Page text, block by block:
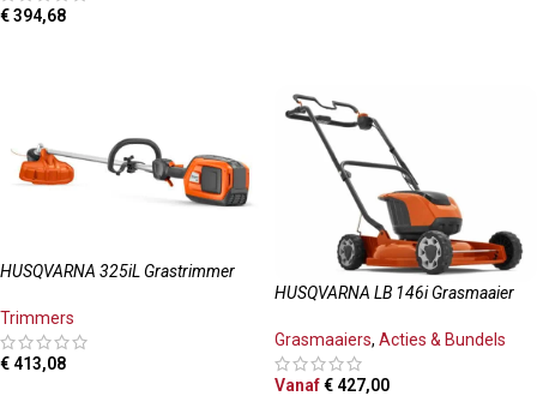
€394,68
HUSQVARNA 325iL Grastrimmer
Trimmers
€ 413,08
HUSQVARNA LB 146i Grasmaaier
Grasmaaiers, Acties & Bundels
Vanaf€ 427,00